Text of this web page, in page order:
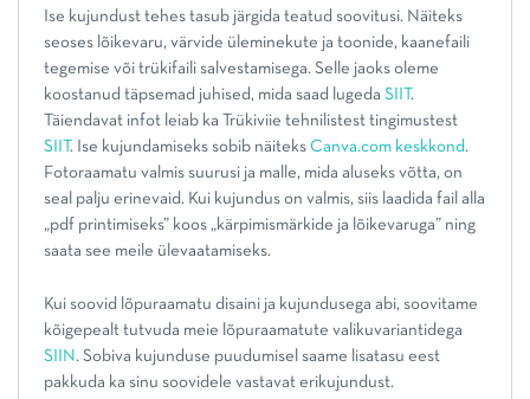
Ise kujundust tehes tasub järgida teatud soovitusi. Näiteks
seoses lõikevaru, värvide üleminekute ja toonide, kaanefaili
tegemise või trükifaili salvestamisega. Selle jaoks oleme
koostanud täpsemad juhised, mida saad lugeda SIIT .
Täiendavat infot leiab ka Trükiviie tehnilistest tingimustest
SIIT . Ise kujundamiseks sobib näiteks Canva.com keskkond.
Fotoraamatu valmis suurusi ja malle, mida aluseks võtta, on
seal palju erinevaid. Kui kujundus on valmis, siis laadida fail alla
„pdf printimiseks” koos „kärpimismärkide ja lõikevaruga” ning
saata see meile ülevaatamiseks.
Kui soovid lõpuraamatu disaini ja kujundusega abi, soovitame
kõigepealt tutvuda meie lõpuraamatute valikuvariantidega
SIIN. Sobiva kujunduse puudumisel saame lisatasu eest
pakkuda ka sinu soovidele vastavat erikujundust.